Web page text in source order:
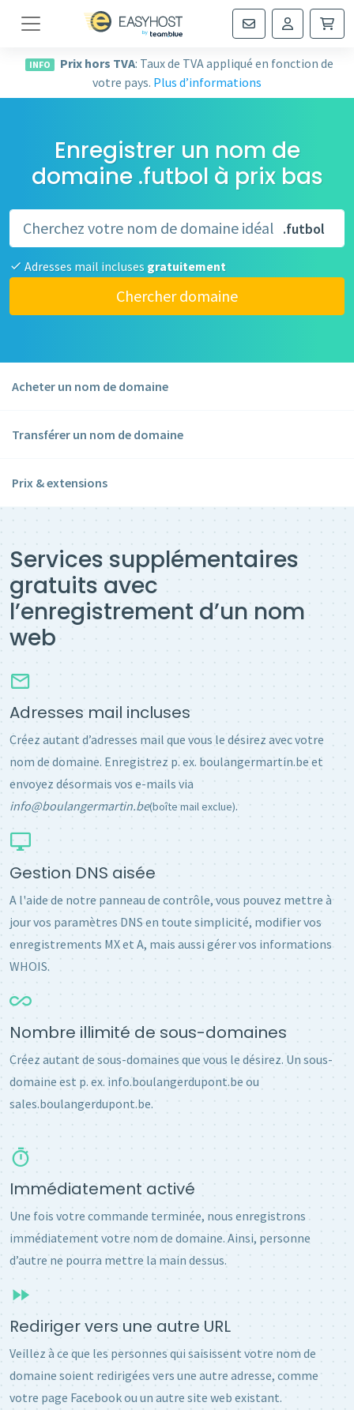
Navigation
INFO Prix hors TVA: Taux de TVA appliqué en fonction de
votre pays. Plus d’informations
Enregistrer un nom de
domaine .futbol à prix bas
.futbol
Adresses mail incluses gratuitement
Chercher domaine
Acheter un nom de domaine
Transférer un nom de domaine
Prix & extensions
Services supplémentaires
gratuits avec
l’enregistrement d’un nom
web
Adresses mail incluses
Créez autant d’adresses mail que vous le désirez avec votre
nom de domaine. Enregistrez p. ex. boulangermartin.be et
envoyez désormais vos e-mails via
info@boulangermartin.be(boîte mail exclue).
Gestion DNS aisée
A l'aide de notre panneau de contrôle, vous pouvez mettre à
jour vos paramètres DNS en toute simplicité, modifier vos
enregistrements MX et A, mais aussi gérer vos informations
WHOIS.
Nombre illimité de sous-domaines
Créez autant de sous-domaines que vous le désirez. Un sous-
domaine est p. ex. info.boulangerdupont.be ou
sales.boulangerdupont.be.
Immédiatement activé
Une fois votre commande terminée, nous enregistrons
immédiatement votre nom de domaine. Ainsi, personne
d’autre ne pourra mettre la main dessus.
Rediriger vers une autre URL
Veillez à ce que les personnes qui saisissent votre nom de
domaine soient redirigées vers une autre adresse, comme
votre page Facebook ou un autre site web existant.